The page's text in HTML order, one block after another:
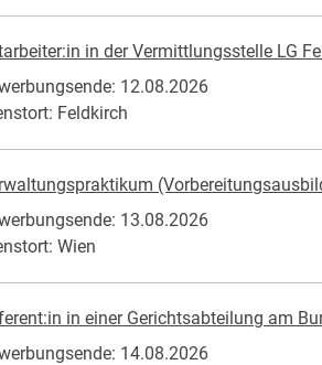
in der Vermittlungsstelle LG
12.08.2026
Feldkirch
13.08.2026
Wien
in einer Gerichtsabteilung am
14.08.2026